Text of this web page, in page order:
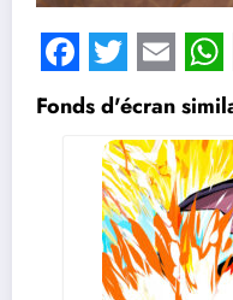
Facebook
Twitter
Email
Fonds d'écran